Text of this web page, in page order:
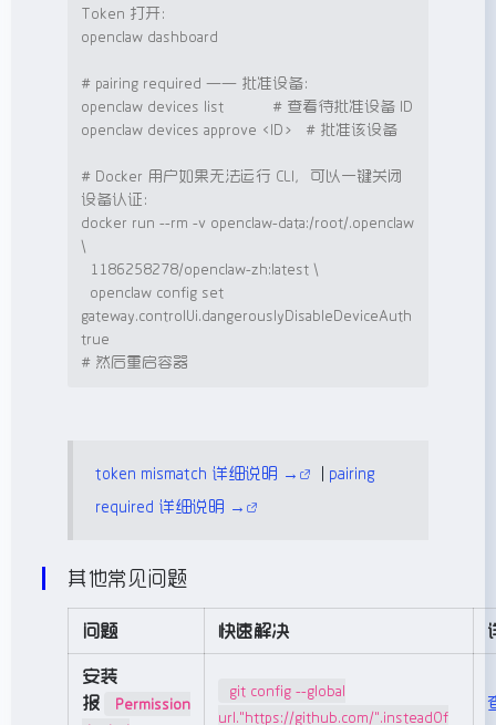
Token 打开：
openclaw dashboard
# pairing required —— 批准设备：
openclaw devices list # 查看待批准设备 ID
openclaw devices approve < ID > # 批准该设备
# Docker 用户如果无法运行 CLI，可以一键关闭
设备认证：
docker run --rm -v openclaw-data:/root/.openclaw
\
  openclaw config
set
true
# 然后重启容器
token mismatch 详细说明 →
pairing
required 详细说明 →
其他常见问题
问题 快速解决
安装
报
Permission
git config --global
url."https://github.com/".insteadOf